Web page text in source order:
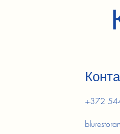
+372